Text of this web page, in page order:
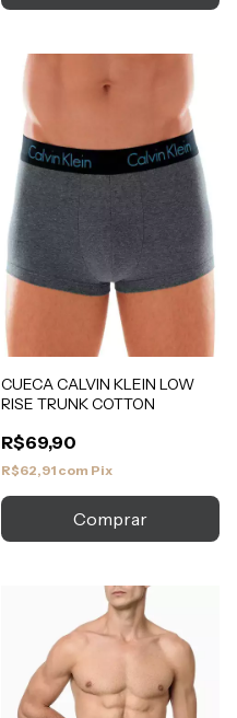
CUECA CALVIN KLEIN LOW
RISE TRUNK COTTON
R$69,90
R$62,91 com Pix
Comprar